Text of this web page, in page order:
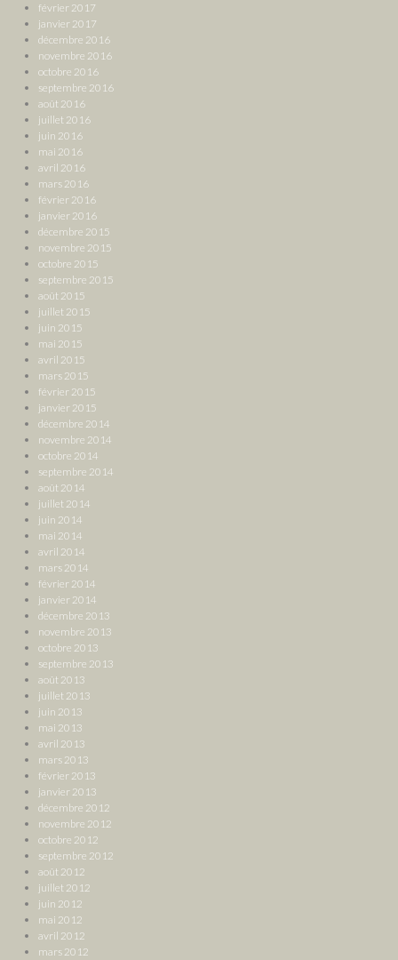
février 2017
janvier 2017
décembre 2016
novembre 2016
octobre 2016
septembre 2016
août 2016
juillet 2016
juin 2016
mai 2016
avril 2016
mars 2016
février 2016
janvier 2016
décembre 2015
novembre 2015
octobre 2015
septembre 2015
août 2015
juillet 2015
juin 2015
mai 2015
avril 2015
mars 2015
février 2015
janvier 2015
décembre 2014
novembre 2014
octobre 2014
septembre 2014
août 2014
juillet 2014
juin 2014
mai 2014
avril 2014
mars 2014
février 2014
janvier 2014
décembre 2013
novembre 2013
octobre 2013
septembre 2013
août 2013
juillet 2013
juin 2013
mai 2013
avril 2013
mars 2013
février 2013
janvier 2013
décembre 2012
novembre 2012
octobre 2012
septembre 2012
août 2012
juillet 2012
juin 2012
mai 2012
avril 2012
mars 2012